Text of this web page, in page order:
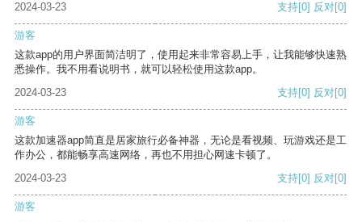
2024-03-23
支持[0] 反对[0]
游客
这款app的用户界面简洁明了，使用起来非常容易上手，让我能够快速熟
悉操作。我不用看说明书，就可以轻松使用这款app。
2024-03-23
支持[0] 反对[0]
游客
这款加速器app简直是居家旅行必备神器，无论是看视频、玩游戏还是工
作办公，都能畅享高速网络，再也不用担心网速卡顿了。
2024-03-23
支持[0] 反对[0]
游客